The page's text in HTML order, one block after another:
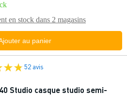
en stock dans 2 magasins
au panier
52 avis
Studio casque studio semi-